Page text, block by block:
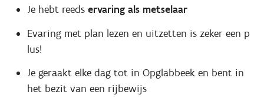
Je hebt reeds ervaring als metselaar
Evaring met plan lezen en uitzetten is zeker een p
lus!
Je geraakt elke dag tot in Opglabbeek en bent in
het bezit van een rijbewijs